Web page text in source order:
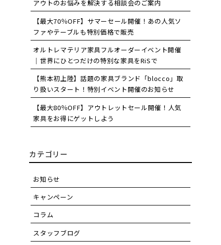
アウトのお悩みを解決する相談会のご案内
【最大70％OFF】サマーセール開催！あの人気ソ
ファやテーブルも特別価格で販売
オルトレマテリア家具フルオーダーイベント開催
｜世界にひとつだけの特別な家具をRiSで
【熊本初上陸】話題の家具ブランド「blocco」取
り扱いスタート！特別イベント開催のお知らせ
【最大80％OFF】アウトレットセール開催！人気
家具をお得にゲットしよう
カテゴリー
お知らせ
キャンペーン
コラム
スタッフブログ